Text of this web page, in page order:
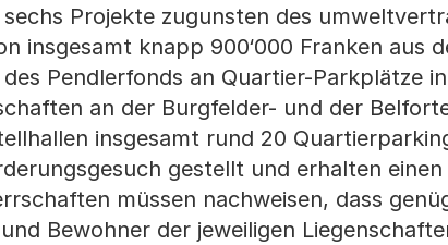
Projekte zugunsten des
insgesamt knapp 900‘000 Franken aus
Pendlerfonds an Quartier-Parkplätze
an der Burgfelder- und der
insgesamt rund 20
gestellt und erhalten einen
müssen nachweisen, dass
Bewohner der jeweiligen